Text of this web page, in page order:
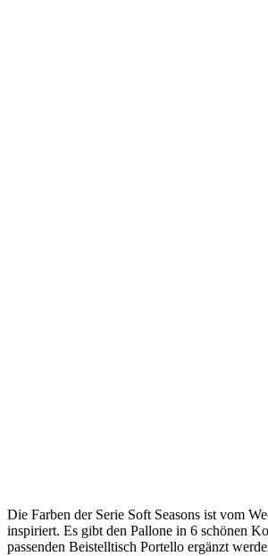
Die Farben der Serie Soft Seasons ist vom
inspiriert. Es gibt den Pallone in 6 schönen
passenden Beistelltisch Portello ergänzt